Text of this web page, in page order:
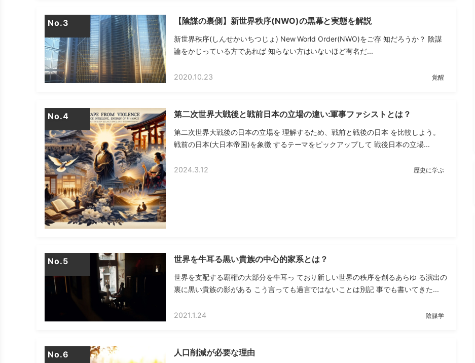
No. 【陰謀の裏側】新世界秩序(NWO)の黒幕と実態を解説
新世界秩序(しんせかいちつじょ) New World Order(NWO)をご存 知だろうか？ 陰謀
論をかじっている方であれば 知らない方はいないほど有名だ...
2020.10.23 覚醒
No. 第二次世界大戦後と戦前日本の立場の違い:軍事ファシストとは？
第二次世界大戦後の日本の立場を 理解するため、戦前と戦後の日本 を比較しよう。
戦前の日本(大日本帝国)を象徴 するテーマをピックアップして 戦後日本の立場...
2024.3.12 歴史に学ぶ
No. 世界を牛耳る黒い貴族の中心的家系とは？
世界を支配する覇権の大部分を牛耳っ ており新しい世界の秩序を創るあらゆ る演出の
裏に黒い貴族の影がある こう言っても過言ではないことは別記 事でも書いてきた...
2021.1.24 陰謀学
No. 人口削減が必要な理由